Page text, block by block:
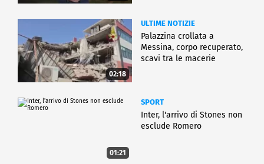
02:18
ULTIME NOTIZIE
Palazzina crollata a
Messina, corpo recuperato,
scavi tra le macerie
01:21
SPORT
Inter, l'arrivo di Stones non
esclude Romero